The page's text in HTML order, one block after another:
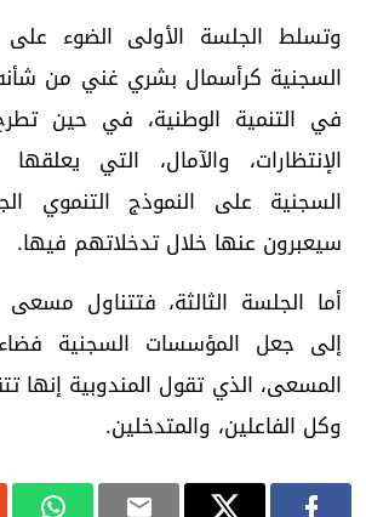
وتسلط الجلسة الأولى الضوء على
السجنية كرأسمال بشري غني من
في التنمية الوطنية، في حين
الإنتظارات، والآمال، التي
السجنية على النموذج التنموي
سيعبرون عنها خلال تدخلاتهم فيها.
أما الجلسة الثالثة، فتتناول مسعى
إلى جعل المؤسسات السجنية
المسعى، الذي تقول المندوبية إنها
وكل الفاعلين، والمتدخلين.